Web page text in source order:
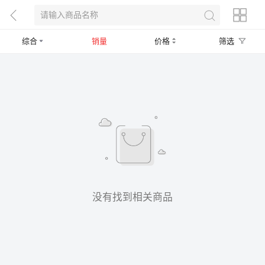
综合 销量 价格 筛选
没有找到相关商品